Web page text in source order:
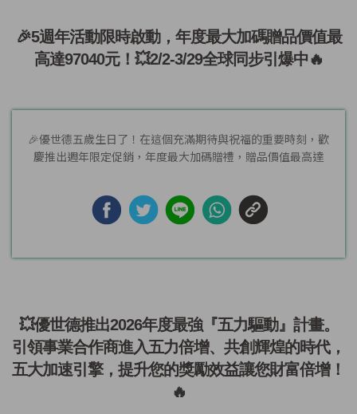
🎉5週年活動限時啟動，年度最大加碼贈品價值最
高達97040元！💥2/2-3/29全球同步引爆中🔥
🎉優世德五歲生日了！在這個充滿期待與祝福的重要時刻，歡
慶推出週年限定促銷，年度最大加碼贈禮，贈品價值最高達
💥優世德推出2026年度最強『五力驅動』計畫。
引領事業合作商進入五力倍增、共創輝煌的時代，
五大加速引擎，提升您的獎勵效益讓您財富倍增！
🔥